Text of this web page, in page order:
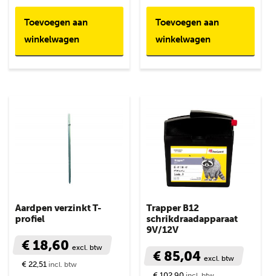
Toevoegen aan
winkelwagen
Toevoegen aan
winkelwagen
Aardpen verzinkt T-
profiel
€ 18,60 excl. btw
€ 22,51 incl. btw
Trapper B12
schrikdraadapparaat
9V/12V
€ 85,04excl. btw